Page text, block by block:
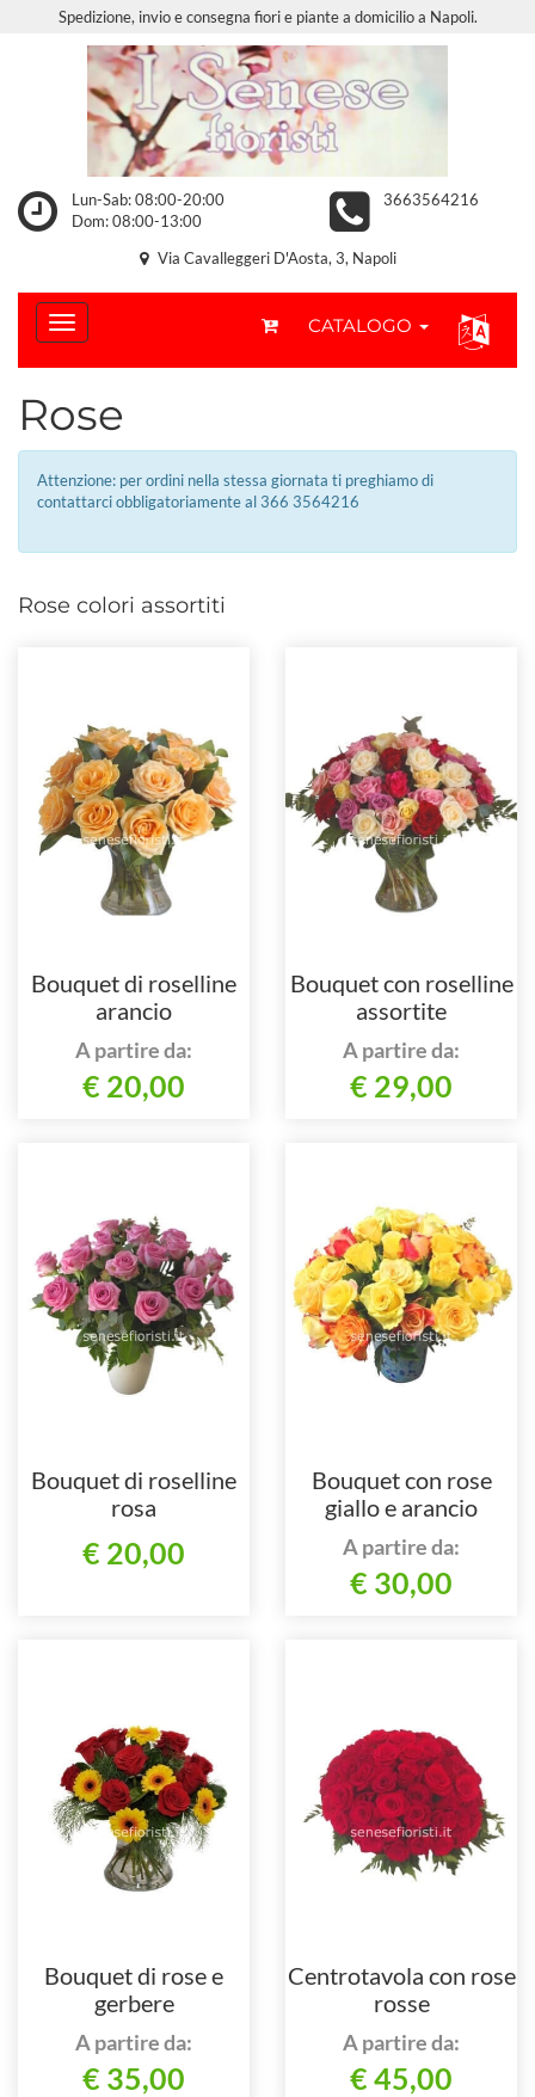
Spedizione, invio e consegna fiori e piante a domicilio a Napoli.
Lun-Sab: 08:00-20:00
Dom: 08:00-13:00
3663564216
Via Cavalleggeri D'Aosta, 3, Napoli
CATALOGO
Rose
Attenzione: per ordini nella stessa giornata ti preghiamo di
contattarci obbligatoriamente al 366 3564216
Rose colori assortiti
Bouquet di roselline
arancio
A partire da:
€ 20,00
Bouquet con roselline
assortite
A partire da:
€ 29,00
Bouquet di roselline
rosa
€ 20,00
Bouquet con rose
giallo e arancio
A partire da:
€ 30,00
Bouquet di rose e
gerbere
A partire da:
€ 35,00
Centrotavola con rose
rosse
A partire da:
€ 45,00